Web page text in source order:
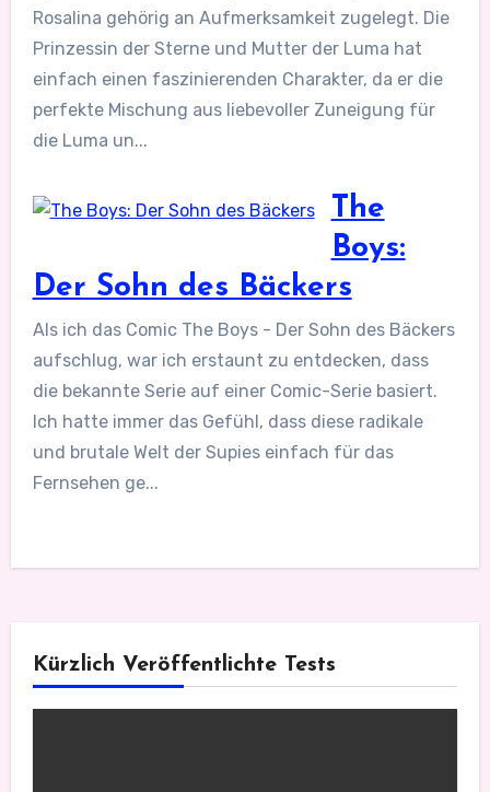
Rosalina gehörig an Aufmerksamkeit zugelegt. Die
Prinzessin der Sterne und Mutter der Luma hat
einfach einen faszinierenden Charakter, da er die
perfekte Mischung aus liebevoller Zuneigung für
die Luma un...
The
Boys:
Der Sohn des Bäckers
Als ich das Comic The Boys - Der Sohn des Bäckers
aufschlug, war ich erstaunt zu entdecken, dass
die bekannte Serie auf einer Comic-Serie basiert.
Ich hatte immer das Gefühl, dass diese radikale
und brutale Welt der Supies einfach für das
Fernsehen ge...
Kürzlich Veröffentlichte Tests